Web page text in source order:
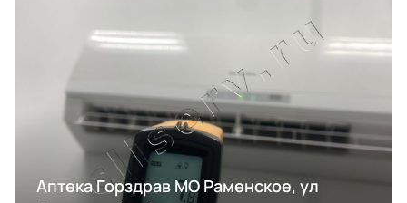
Аптека Горздрав МО Раменское, ул